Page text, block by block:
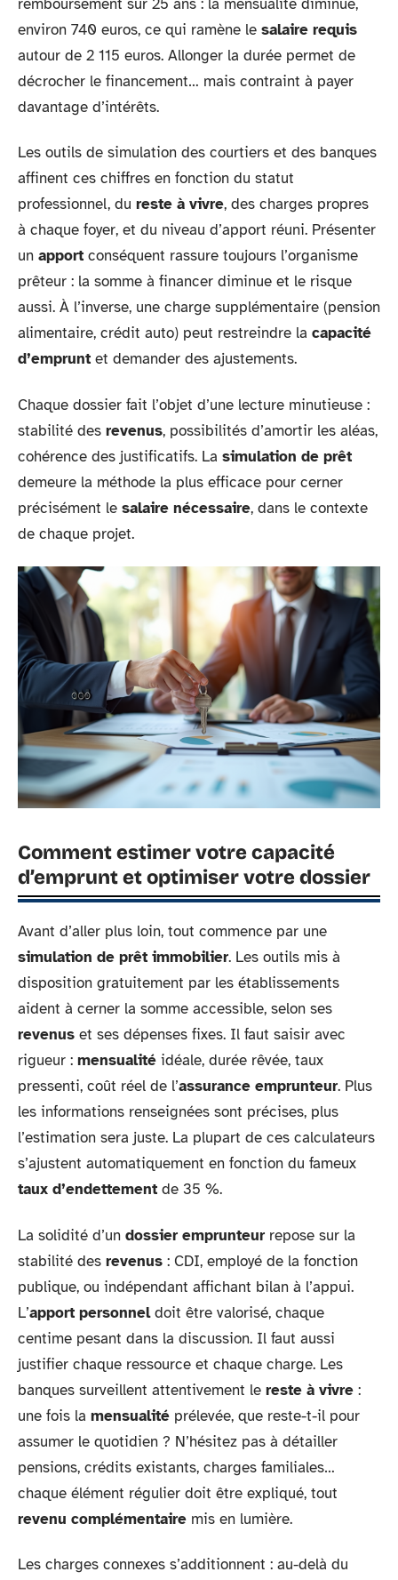
environ 740 euros, ce qui ramène le salaire requis
autour de 2 115 euros. Allonger la durée permet de
décrocher le financement… mais contraint à payer
davantage d’intérêts.
Les outils de simulation des courtiers et des banques
affinent ces chiffres en fonction du statut
professionnel, du reste à vivre, des charges propres
à chaque foyer, et du niveau d’apport réuni. Présenter
un apport conséquent rassure toujours l’organisme
prêteur : la somme à financer diminue et le risque
aussi. À l’inverse, une charge supplémentaire (pension
alimentaire, crédit auto) peut restreindre la capacité
d’emprunt et demander des ajustements.
Chaque dossier fait l’objet d’une lecture minutieuse :
stabilité des revenus, possibilités d’amortir les aléas,
cohérence des justificatifs. La simulation de prêt
demeure la méthode la plus efficace pour cerner
précisément le salaire nécessaire, dans le contexte
de chaque projet.
Comment estimer votre capacité
d’emprunt et optimiser votre dossier
Avant d’aller plus loin, tout commence par une
simulation de prêt immobilier. Les outils mis à
disposition gratuitement par les établissements
aident à cerner la somme accessible, selon ses
revenus et ses dépenses fixes. Il faut saisir avec
rigueur : mensualité idéale, durée rêvée, taux
pressenti, coût réel de l’assurance emprunteur. Plus
les informations renseignées sont précises, plus
l’estimation sera juste. La plupart de ces calculateurs
s’ajustent automatiquement en fonction du fameux
taux d’endettement de 35 %.
La solidité d’un dossier emprunteur repose sur la
stabilité des revenus : CDI, employé de la fonction
publique, ou indépendant affichant bilan à l’appui.
L’apport personneldoit être valorisé, chaque
centime pesant dans la discussion. Il faut aussi
justifier chaque ressource et chaque charge. Les
banques surveillent attentivement le reste à vivre :
une fois la mensualité prélevée, que reste-t-il pour
assumer le quotidien ? N’hésitez pas à détailler
pensions, crédits existants, charges familiales…
chaque élément régulier doit être expliqué, tout
revenu complémentaire mis en lumière.
Les charges connexes s’additionnent : au-delà du